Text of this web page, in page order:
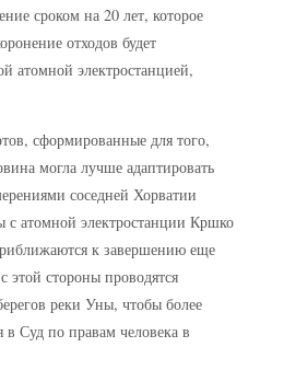
сроком на 20 лет, которое
отходов будет
атомной электростанцией,
сформированные для того,
могла лучше адаптировать
соседней Хорватии
с атомной электростанции Кршко
к завершению еще
этой стороны проводятся
реки Уны, чтобы более
в Суд по правам человека в